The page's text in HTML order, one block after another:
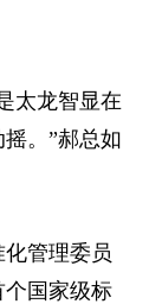
太龙智显在
。”郝总如
管理委员
国家级标